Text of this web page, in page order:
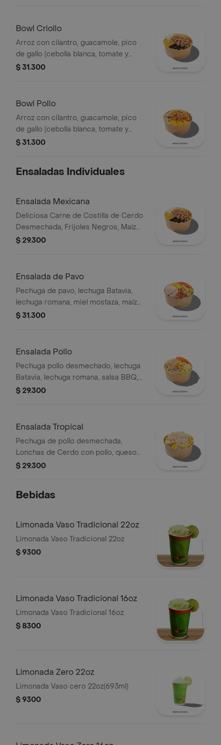
Bowl Criollo
Arroz con cilantro, guacamole, pico
de gallo (cebolla blanca, tomate y
cilantro), carne de res desmechada,
$ 31.300
Bowl Pollo
Arroz con cilantro, guacamole, pico
de gallo (cebolla blanca, tomate y
cilantro), maíz tierno, hogo y pechuga
$ 31.300
Ensaladas Individuales
Ensalada Mexicana
Deliciosa Carne de Costilla de Cerdo
Desmechada, Frijoles Negros, Maíz
tierno, Queso mozzarella, Guacamole,
$ 29.300
Ensalada de Pavo
Pechuga de pavo, lechuga Batavia,
lechuga romana, miel mostaza, maíz
tierno, tomate chonto, croutones y
$ 31.300
Ensalada Pollo
Pechuga pollo desmechado, lechuga
Batavia, lechuga romana, salsa BBQ,
tomate chonto, queso mozzarella,
$ 29.300
Ensalada Tropical
Pechuga de pollo desmechada,
Lonchas de Cerdo con pollo, queso
amarillo, piña calada, lechuga batavia y
$ 29.300
Bebidas
Limonada Vaso Tradicional 22oz
Limonada Vaso Tradicional 22oz
$ 9300
Limonada Vaso Tradicional 16oz
Limonada Vaso Tradicional 16oz
$ 8300
Limonada Zero 22oz
Limonada Vaso cero 22oz(693ml)
$ 9300